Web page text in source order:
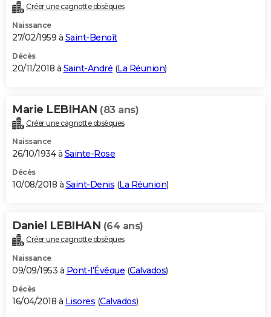
Créer une cagnotte obsèques
Naissance
27/02/1959 à Saint-Benoît
Décès
20/11/2018 à Saint-André (La Réunion)
Marie LEBIHAN (83 ans)
Créer une cagnotte obsèques
Naissance
26/10/1934 à Sainte-Rose
Décès
10/08/2018 à Saint-Denis (La Réunion)
Daniel LEBIHAN (64 ans)
Créer une cagnotte obsèques
Naissance
09/09/1953 à Pont-l'Évêque (Calvados)
Décès
16/04/2018 à Lisores (Calvados)